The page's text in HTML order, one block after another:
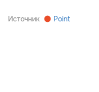
Источник Point